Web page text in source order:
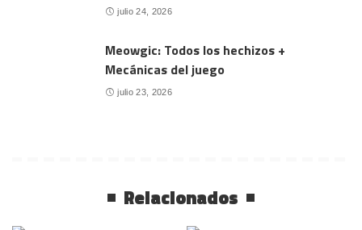
julio 24, 2026
Meowgic: Todos los hechizos +
Mecánicas del juego
julio 23, 2026
Relacionados